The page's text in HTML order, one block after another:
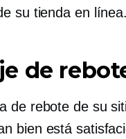
su tienda en línea.
de
de rebote de su
bien está